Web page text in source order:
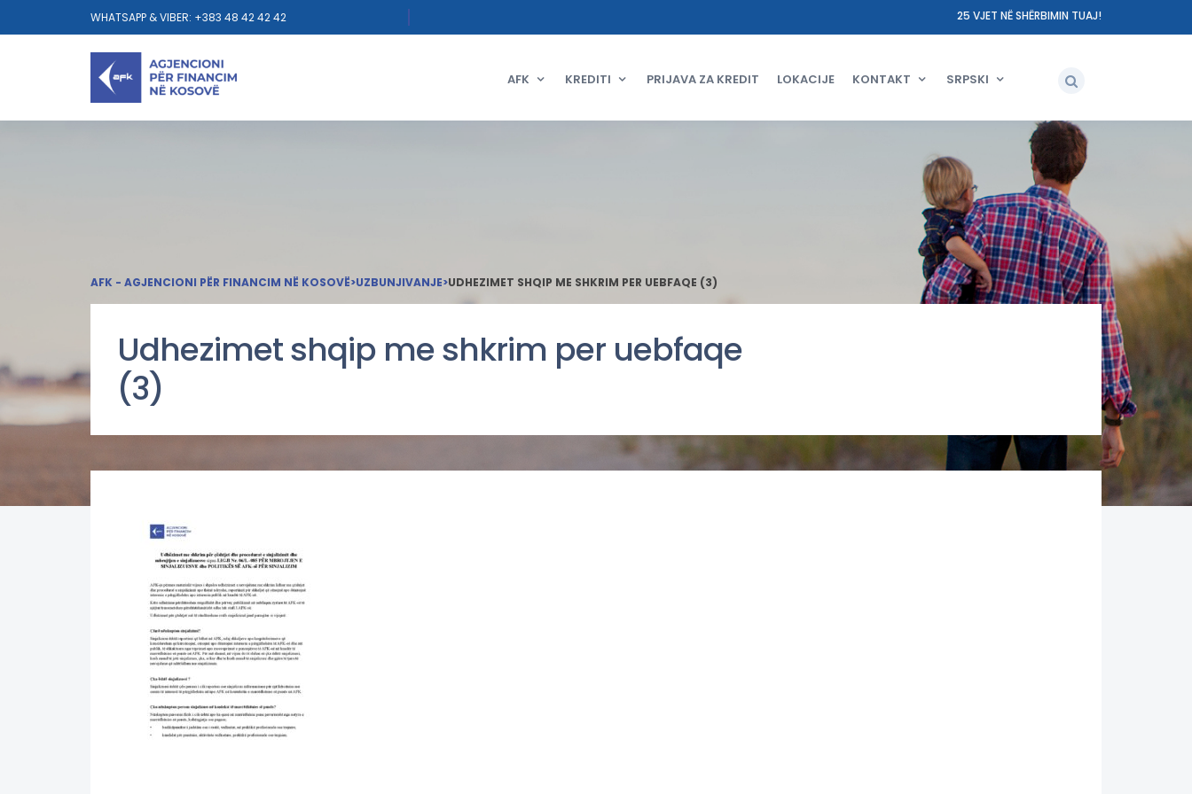
WHATSAPP & VIBER: +383 48 42 42 42 25 VJET NË SHËRBIMIN TUAJ!
AFK KREDITI PRIJAVA ZA KREDIT LOKACIJE KONTAKT SRPSKI
AFK - AGJENCIONI PËR FINANCIM NË KOSOVË>UZBUNJIVANJE>UDHEZIMET SHQIP ME SHKRIM PER UEBFAQE (3)
Udhezimet shqip me shkrim per uebfaqe
(3)